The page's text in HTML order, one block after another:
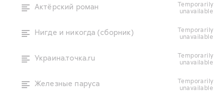
Актёрский роман
temporarily
unavailable
Нигде и никогда (сборник)
temporarily
unavailable
Украина.точка.ru
temporarily
unavailable
Железные паруса
temporarily
unavailable